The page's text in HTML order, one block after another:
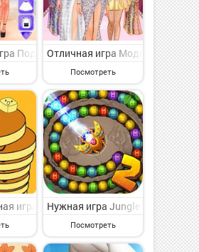
Подружки Школьницы - Одевалки на
Отличная игра Модная Дива -
Посмотреть
игра Башня из блинов -Для детей на
Нужная игра Jungle Marble
Посмотреть